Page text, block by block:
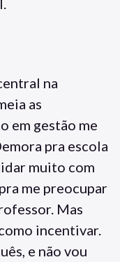
na
as
em gestão me
pra escola
muito com
me preocupar
Mas
incentivar.
e não vou